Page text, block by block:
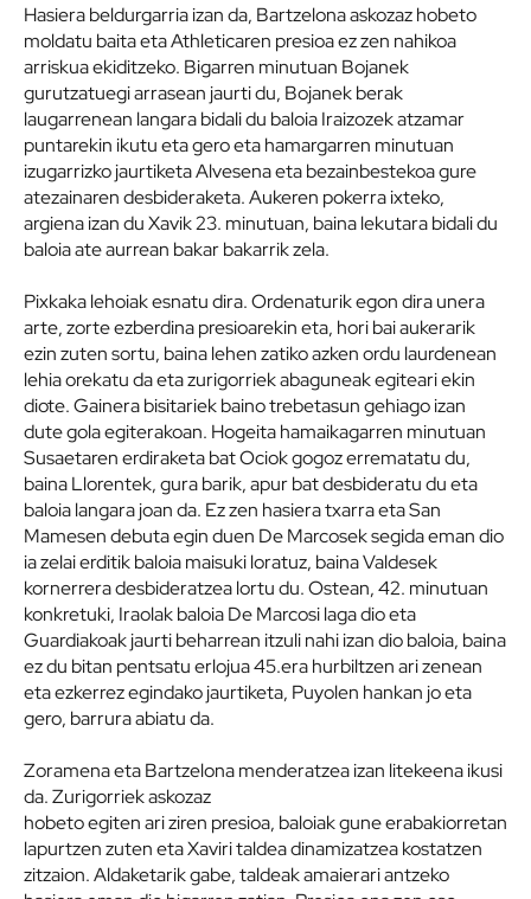
Hasiera beldurgarria izan da, Bartzelona askozaz hobeto
moldatu baita eta Athleticaren presioa ez zen nahikoa
arriskua ekiditzeko. Bigarren minutuan Bojanek
gurutzatuegi arrasean jaurti du, Bojanek berak
laugarrenean langara bidali du baloia Iraizozek atzamar
puntarekin ikutu eta gero eta hamargarren minutuan
izugarrizko jaurtiketa Alvesena eta bezainbestekoa gure
atezainaren desbideraketa. Aukeren pokerra ixteko,
argiena izan du Xavik 23. minutuan, baina lekutara bidali du
baloia ate aurrean bakar bakarrik zela.
Pixkaka lehoiak esnatu dira. Ordenaturik egon dira unera
arte, zorte ezberdina presioarekin eta, hori bai aukerarik
ezin zuten sortu, baina lehen zatiko azken ordu laurdenean
lehia orekatu da eta zurigorriek abaguneak egiteari ekin
diote. Gainera bisitariek baino trebetasun gehiago izan
dute gola egiterakoan. Hogeita hamaikagarren minutuan
Susaetaren erdiraketa bat Ociok gogoz errematatu du,
baina Llorentek, gura barik, apur bat desbideratu du eta
baloia langara joan da. Ez zen hasiera txarra eta San
Mamesen debuta egin duen De Marcosek segida eman dio
ia zelai erditik baloia maisuki loratuz, baina Valdesek
kornerrera desbideratzea lortu du. Ostean, 42. minutuan
konkretuki, Iraolak baloia De Marcosi laga dio eta
Guardiakoak jaurti beharrean itzuli nahi izan dio baloia, baina
ez du bitan pentsatu erlojua 45.era hurbiltzen ari zenean
eta ezkerrez egindako jaurtiketa, Puyolen hankan jo eta
gero, barrura abiatu da.
Zoramena eta Bartzelona menderatzea izan litekeena ikusi
da. Zurigorriek askozaz
hobeto egiten ari ziren presioa, baloiak gune erabakiorretan
lapurtzen zuten eta Xaviri taldea dinamizatzea kostatzen
zitzaion. Aldaketarik gabe, taldeak amaierari antzeko